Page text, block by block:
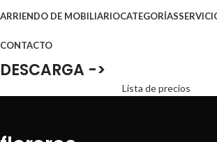
ARRIENDO DE MOBILIARIOCATEGORÍAS
CONTACTO
DESCARGA ->
Lista de precios